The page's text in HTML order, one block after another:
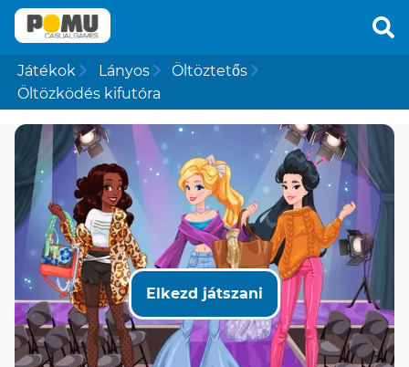
Játékok Lányos
Öltöztetős
Öltözködés kifutóra
Elkezd játszani